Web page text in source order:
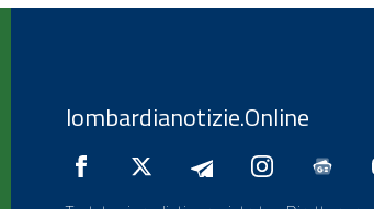
lombardianotizie.Online